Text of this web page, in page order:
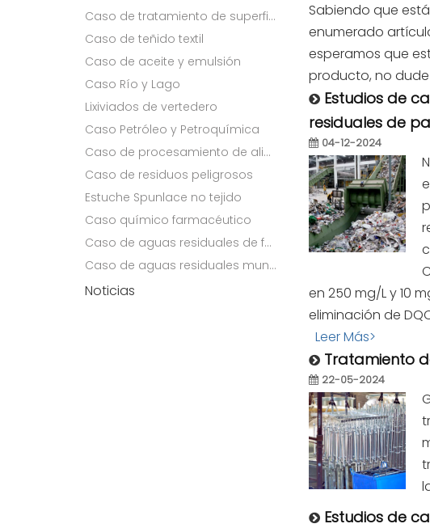
Caso de tratamiento de superficies
Caso de teñido textil
Caso de aceite y emulsión
Caso Río y Lago
Lixiviados de vertedero
Caso Petróleo y Petroquímica
Caso de procesamiento de alimentos
Caso de residuos peligrosos
Estuche Spunlace no tejido
Caso químico farmacéutico
Caso de aguas residuales de fabricación de papel
Caso de aguas residuales municipales
Noticias
Sabiendo que
enumerado
esperamos que
producto, no
Estudios de
residuales de
04-12-2024
en 250 mg/L y 10
eliminación de
Leer Más>
Tratamiento
22-05-2024
Estudios de